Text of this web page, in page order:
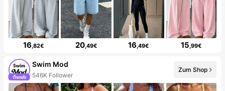
16,82€ 20,49€ 16,49€ 15,99€
Swim Mod
546K Follower
Zum Shop